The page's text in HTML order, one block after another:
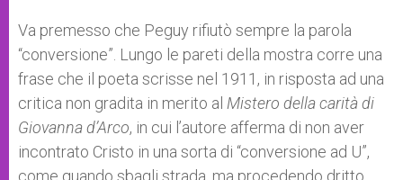
Va premesso che Peguy rifiutò sempre la parola
“conversione”. Lungo le pareti della mostra corre una
frase che il poeta scrisse nel 1911, in risposta ad una
critica non gradita in merito al Mistero della carità di
Giovanna d’Arco, in cui l’autore afferma di non aver
incontrato Cristo in una sorta di “conversione ad U”,
come quando sbagli strada, ma procedendo dritto